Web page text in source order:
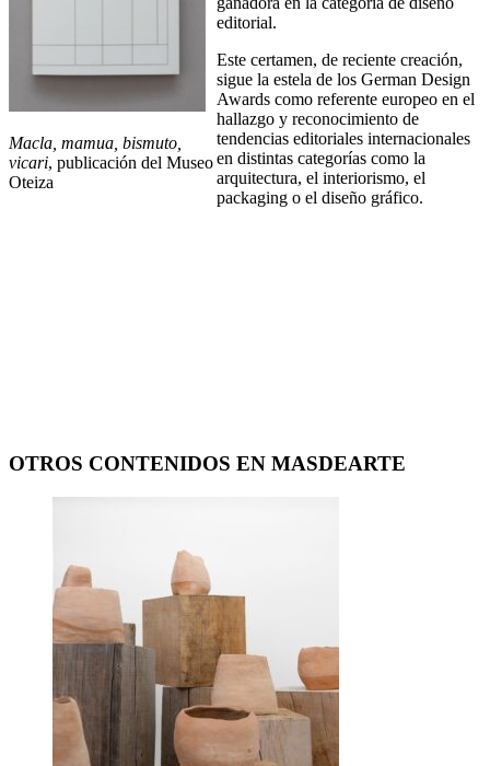
Macla, mamua, bismuto,
vicari, publicación del Museo
Oteiza
editorial.
Este certamen, de reciente creación,
sigue la estela de los German Design
Awards como referente europeo en el
hallazgo y reconocimiento de
tendencias editoriales internacionales
en distintas categorías como la
arquitectura, el interiorismo, el
packaging o el diseño gráfico.
OTROS CONTENIDOS EN MASDEARTE